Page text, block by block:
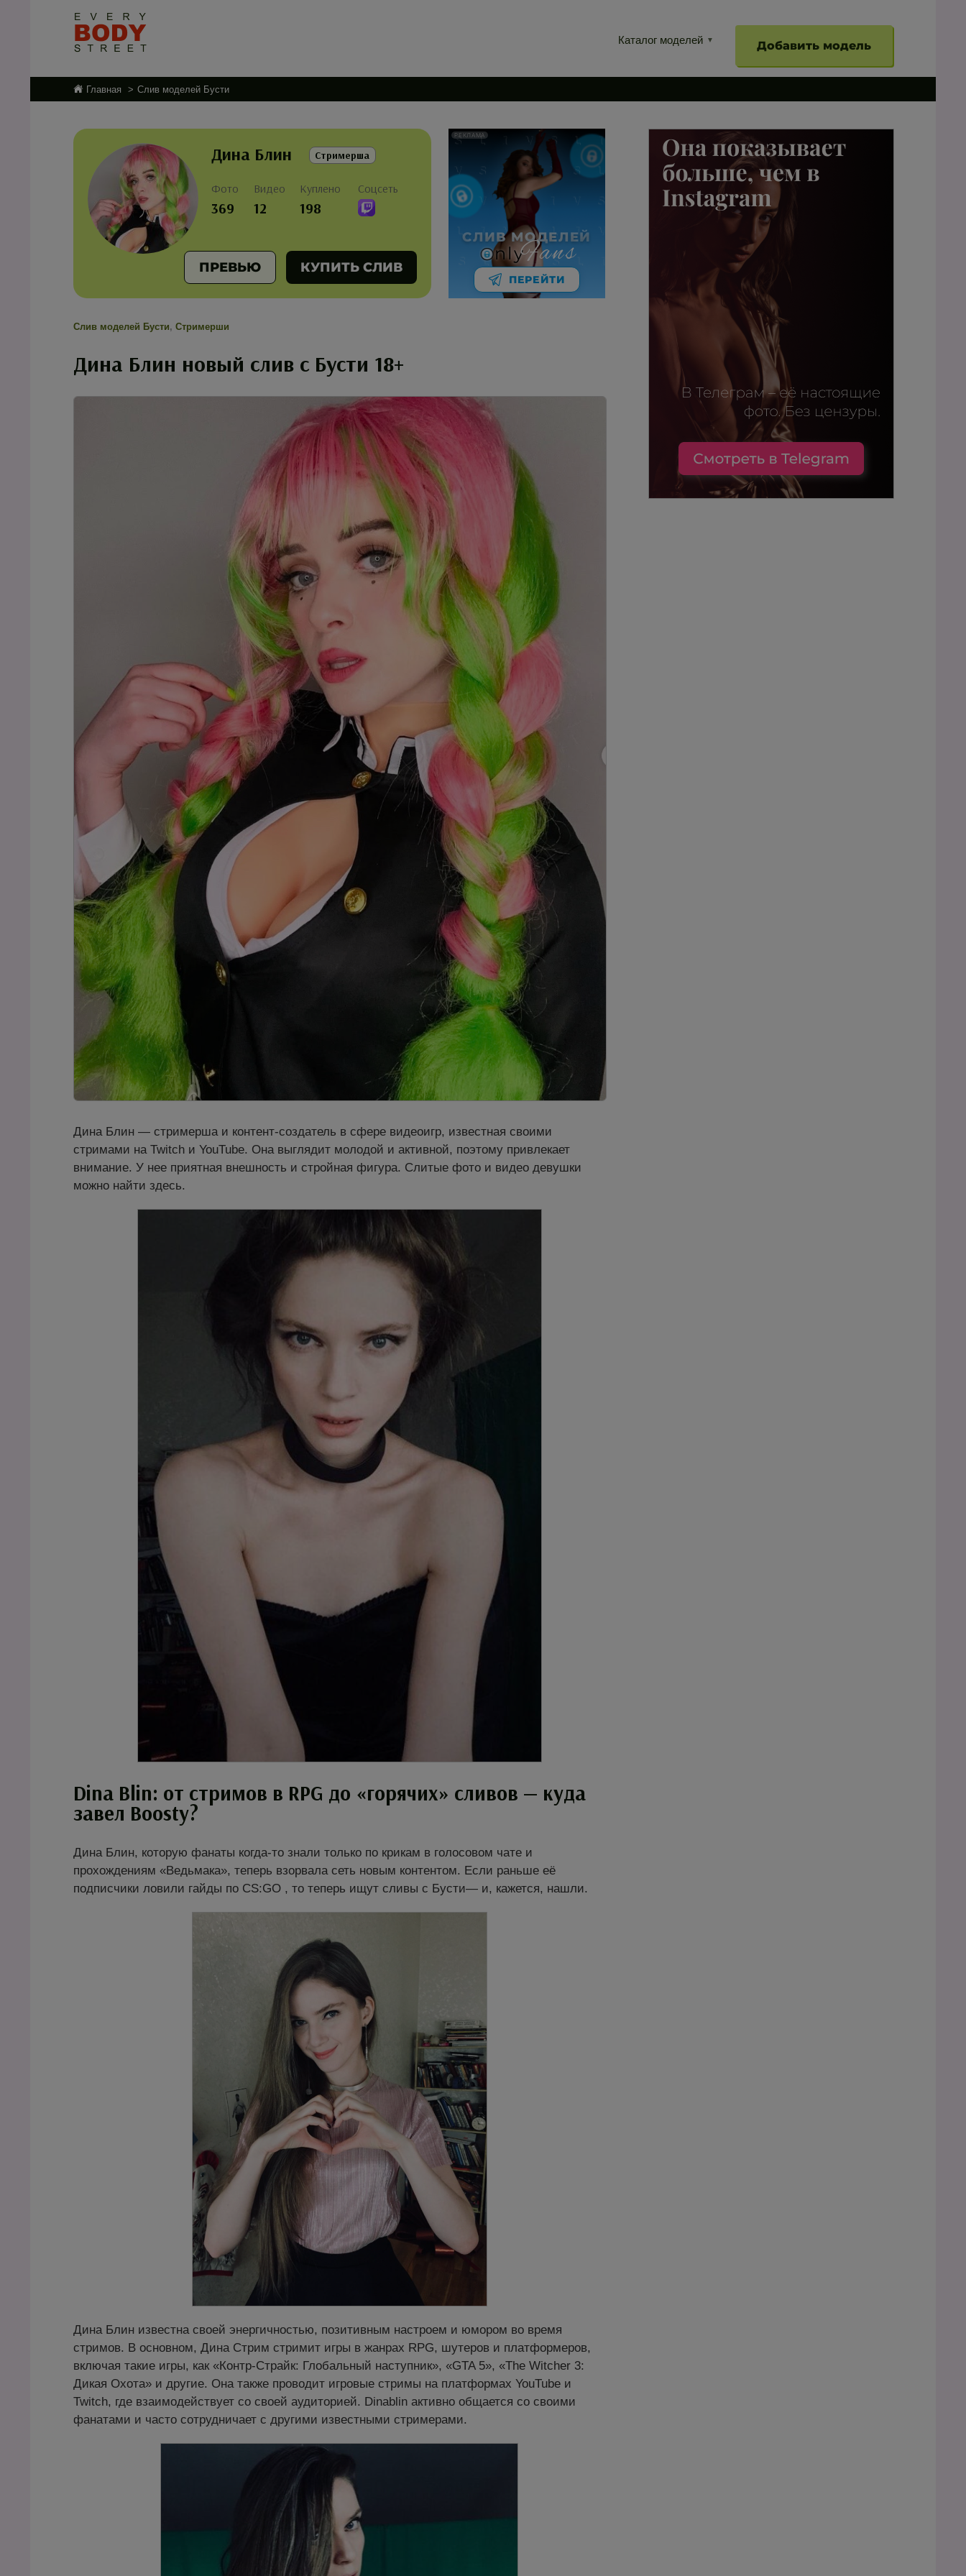
Каталог моделей Добавить модель
Главная Слив моделей Бусти
Дина Блин Стримерша
Фото
369
Видео
12
Куплено
198
Соцсеть
ПРЕВЬЮ КУПИТЬ СЛИВ
РЕКЛАМА
СЛИВ МОДЕЛЕЙ
nlyFans
ПЕРЕЙТИ
Слив моделей Бусти, Стримерши
Дина Блин новый слив с Бусти 18+
Дина Блин — стримерша и контент-создатель в сфере видеоигр, известная своими
стримами на Twitch и YouTube. Она выглядит молодой и активной, поэтому привлекает
внимание. У нее приятная внешность и стройная фигура. Слитые фото и видео девушки
можно найти здесь.
Dina Blin: от стримов в RPG до «горячих» сливов — куда
завел Boosty?
Дина Блин, которую фанаты когда-то знали только по крикам в голосовом чате и
прохождениям «Ведьмака», теперь взорвала сеть новым контентом. Если раньше её
подписчики ловили гайды по CS:GO , то теперь ищут сливы с Бусти— и, кажется, нашли.
Дина Блин известна своей энергичностью, позитивным настроем и юмором во время
стримов. В основном, Дина Стрим стримит игры в жанрах RPG, шутеров и платформеров,
включая такие игры, как «Контр-Страйк: Глобальный наступник», «GTA 5», «The Witcher 3:
Дикая Охота» и другие. Она также проводит игровые стримы на платформах YouTube и
Twitch, где взаимодействует со своей аудиторией. Dinablin активно общается со своими
фанатами и часто сотрудничает с другими известными стримерами.